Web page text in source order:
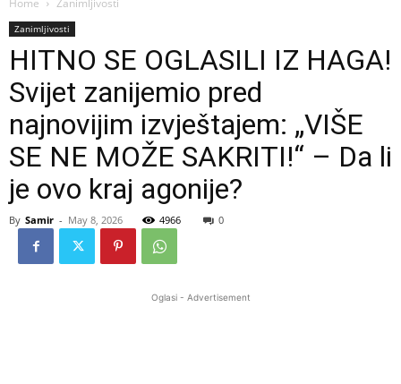
Home Zanimljivosti
Zanimljivosti
HITNO SE OGLASILI IZ HAGA!
Svijet zanijemio pred
najnovijim izvještajem: „VIŠE
SE NE MOŽE SAKRITI!“ – Da li
je ovo kraj agonije?
By Samir - May 8, 2026 4966 0
Oglasi - Advertisement